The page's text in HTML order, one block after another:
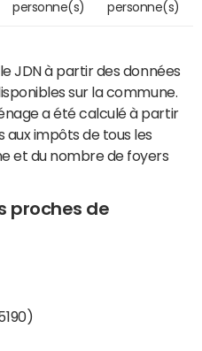
personne(s)
personne(s)
JDN à partir des données
sur la commune.
a été calculé à partir
impôts de tous les
et du nombre de foyers
proches de